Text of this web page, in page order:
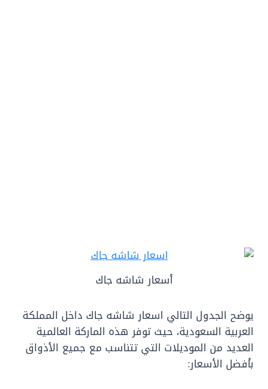
أسعار شاشه جاك
يوضح الجدول التالي اسعار شاشه جاك داخل المملكة
العربية السعودية، حيث توفر هذه الماركة العالمية
العديد من الموديلات التي تتناسب مع جميع الأذواق
بأفضل الأسعار: